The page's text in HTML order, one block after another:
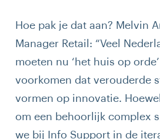
Hoe pak je dat aan? Melvin
Manager Retail: “Veel
moeten nu ‘het huis op
voorkomen dat verouderde
vormen op innovatie.
om een behoorlijk complex
we bij Info Support in de